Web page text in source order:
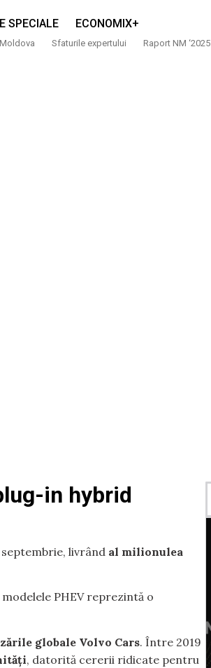
SPECIALE ECONOMIX+
Sfaturile expertului Raport NM ‘2025
in hybrid
livrând al milionulea
PHEV reprezintă o
globale Volvo Cars. Între 2019
, datorită cererii ridicate pentru